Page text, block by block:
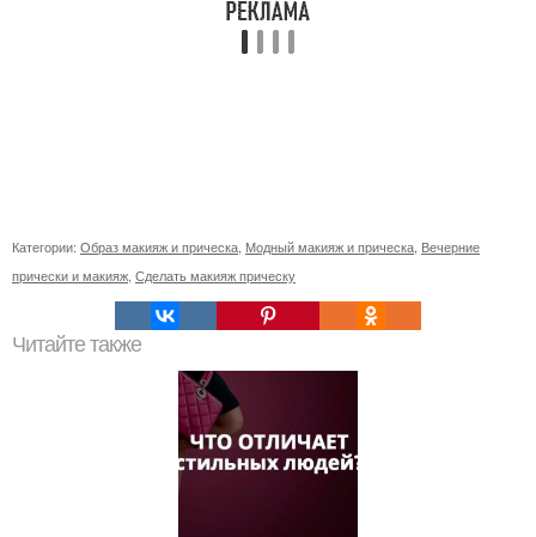
Категории: Образ макияж и прическа Модный макияж и прическа Вечерние
прически и макияж Сделать макияж прическу
Читайте также